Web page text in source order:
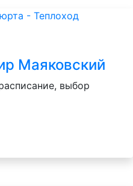
Маяковский
выбор